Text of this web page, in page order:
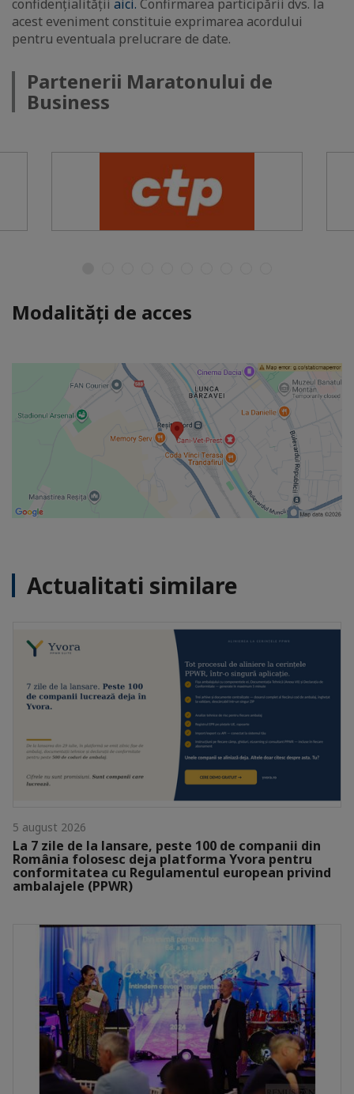
confidențialității aici. Confirmarea participării dvs. la
acest eveniment constituie exprimarea acordului
pentru eventuala prelucrare de date.
Partenerii Maratonului de
Business
Modalități de acces
Actualitati similare
5 august 2026
La 7 zile de la lansare, peste 100 de companii din
România folosesc deja platforma Yvora pentru
conformitatea cu Regulamentul european privind
ambalajele (PPWR)